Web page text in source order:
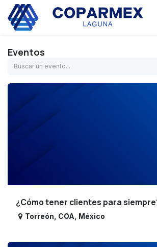
Ir al contenido
Eventos
¿Cómo tener clientes para
Torreón COA México